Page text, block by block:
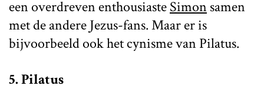
een overdreven enthousiasteSimonsamen
met de andere Jezus-fans. Maar er is
bijvoorbeeld ook het cynisme van Pilatus.
5. Pilatus